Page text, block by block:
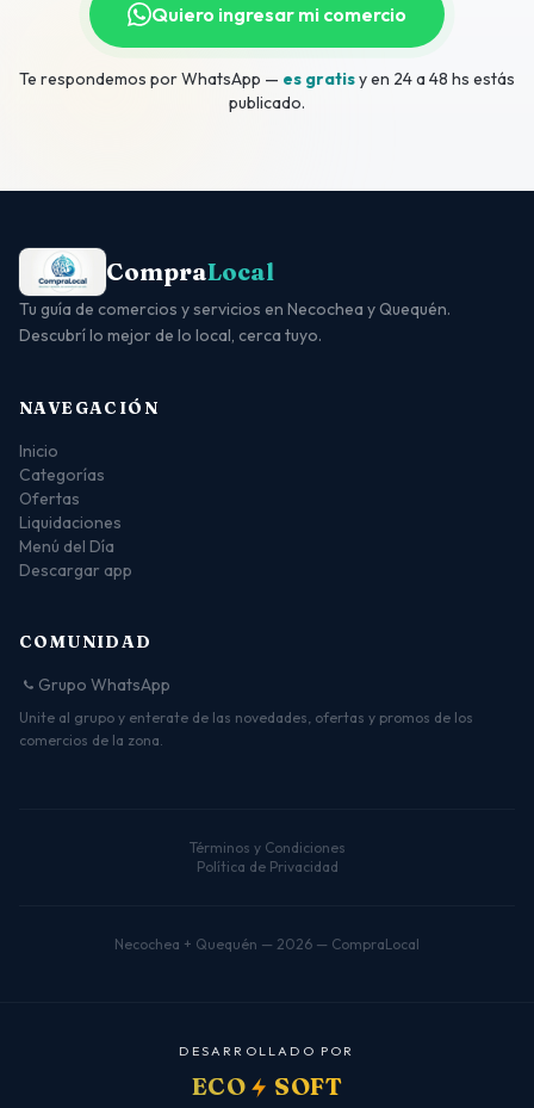
Quiero ingresar mi comercio
Te respondemos por WhatsApp — es gratisy en 24 a 48 hs estás
publicado.
CompraLocal
Tu guía de comercios y servicios en Necochea y Quequén.
Descubrí lo mejor de lo local, cerca tuyo.
NAVEGACIÓN
Inicio
Categorías
Ofertas
Liquidaciones
Menú del Día
Descargar app
COMUNIDAD
Grupo WhatsApp
Unite al grupo y enterate de las novedades, ofertas y promos de los
comercios de la zona.
Términos y Condiciones
Política de Privacidad
Necochea + Quequén — 2026 — CompraLocal
D ESA R R O L LA D O P O R
ECO SOFT